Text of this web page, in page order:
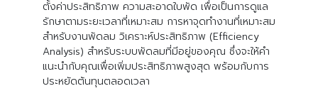
ตั้งค่าประสิทธิภาพ ความสะอาดใบพัด เพื่อเป็นการดูแล
รักษาตามระยะเวลาที่เหมาะสม การหาจุดทำงานที่เหมาะสม
สำหรับงานพัดลม วิเคราะห์ประสิทธิภาพ (Efficiency
Analysis) สำหรับระบบพัดลมที่มีอยู่ของคุณ ซึ่งจะให้คำ
แนะนำกับคุณเพื่อเพิ่มประสิทธิภาพสูงสุด พร้อมกับการ
ประหยัดต้นทุนตลอดเวลา